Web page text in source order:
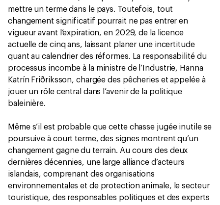
mettre un terme dans le pays. Toutefois, tout
changement significatif pourrait ne pas entrer en
vigueur avant l’expiration, en 2029, de la licence
actuelle de cinq ans, laissant planer une incertitude
quant au calendrier des réformes. La responsabilité du
processus incombe à la ministre de l’Industrie, Hanna
Katrín Friðriksson, chargée des pêcheries et appelée à
jouer un rôle central dans l’avenir de la politique
baleinière.
Même s’il est probable que cette chasse jugée inutile se
poursuive à court terme, des signes montrent qu’un
changement gagne du terrain. Au cours des deux
dernières décennies, une large alliance d’acteurs
islandais, comprenant des organisations
environnementales et de protection animale, le secteur
touristique, des responsables politiques et des experts